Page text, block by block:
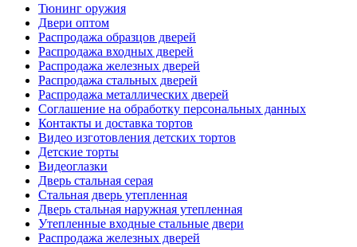
Тюнинг оружия
Двери оптом
Распродажа образцов дверей
Распродажа входных дверей
Распродажа железных дверей
Распродажа стальных дверей
Распродажа металлических дверей
Соглашение на обработку персональных данных
Контакты и доставка тортов
Видео изготовления детских тортов
Детские торты
Видеоглазки
Дверь стальная серая
Стальная дверь утепленная
Дверь стальная наружная утепленная
Утепленные входные стальные двери
Распродажа железных дверей